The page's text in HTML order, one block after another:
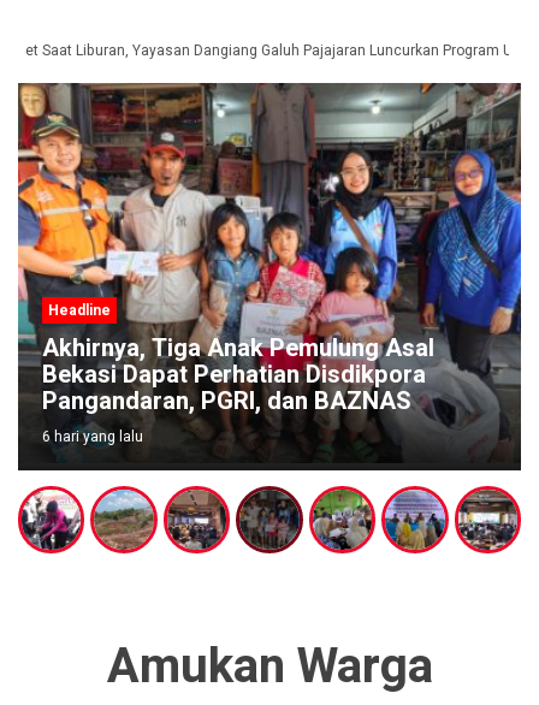
Saat Liburan, Yayasan Dangiang Galuh Pajajaran Luncurkan Program
Headline
Akhirnya, Tiga Anak Pemulung Asal
Bekasi Dapat Perhatian Disdikpora
Pangandaran, PGRI, dan BAZNAS
6 hari yang lalu
Amukan Warga